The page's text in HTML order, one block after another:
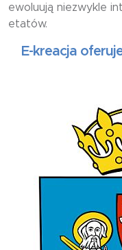
ewoluują niezwykle
etatów.
kreacja oferuje